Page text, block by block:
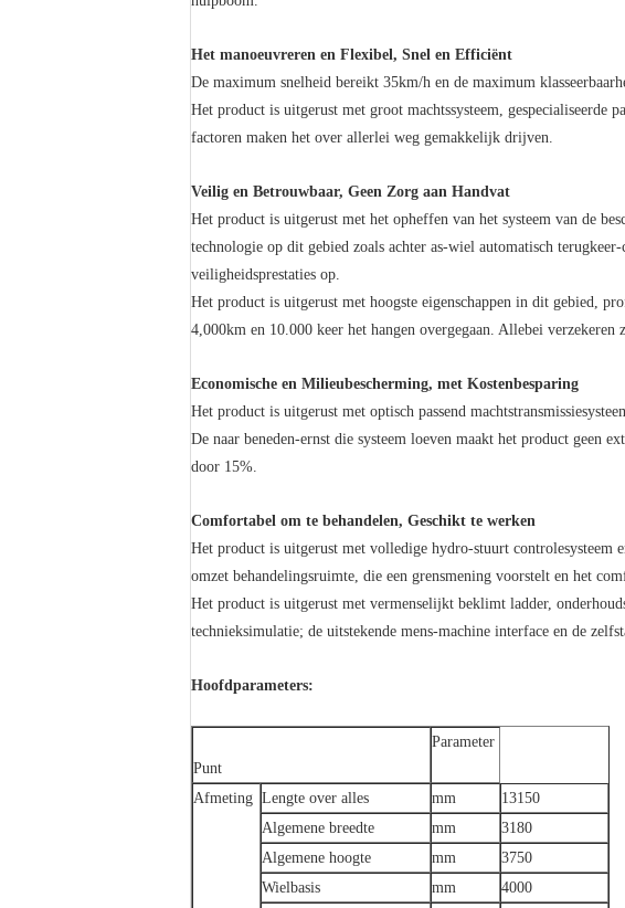
Het manoeuvreren en Flexibel, Snel en Efficiënt
De maximum snelheid bereikt 35km/h en de maximum
Het product is uitgerust met groot machtssysteem, gespecialiseerde
factoren maken het over allerlei weg gemakkelijk drijven.
Veilig en Betrouwbaar, Geen Zorg aan Handvat
Het product is uitgerust met het opheffen van het systeem van de
technologie op dit gebied zoals achter as-wiel automatisch
veiligheidsprestaties op.
Het product is uitgerust met hoogste eigenschappen in dit gebied,
4,000km en 10.000 keer het hangen overgegaan. Allebei verzekeren
Economische en Milieubescherming, met Kostenbesparing
Het product is uitgerust met optisch passend
De naar beneden-ernst die systeem loeven maakt het product
door 15%.
Comfortabel om te behandelen, Geschikt te werken
Het product is uitgerust met volledige hydro-stuurt controlesysteem
omzet behandelingsruimte, die een grensmening voorstelt en het
Het product is uitgerust met vermenselijkt beklimt ladder,
technieksimulatie; de uitstekende mens-machine interface en de
Hoofdparameters:
Punt
Parameter
Afmeting Lengte over alles mm
13150
Algemene breedte
mm
3180
Algemene hoogte
mm
3750
Wielbasis
mm
4000